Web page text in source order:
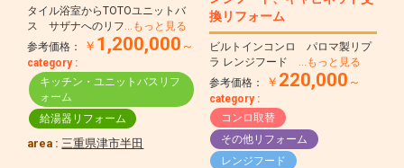
タイル浴室からTOTOユニットバ
ス サザナへのリフ…もっと見る
参考価格：
￥ 1,200,000 ～
category :
キッチン・ユニットバスリフ
ォーム
給湯器リフォーム
area : 三重県津市半田
換リフォーム
ビルトインコンロ パロマ製リプ
ラ レンジフード …もっと見る
参考価格：
￥ 220,000 ～
category :
コンロ取替
その他リフォーム
レンジフード